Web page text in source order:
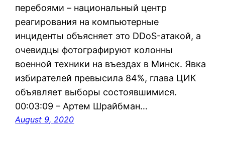
перебоями – национальный центр
реагирования на компьютерные
инциденты объясняет это DDoS-атакой, а
очевидцы фотографируют колонны
военной техники на въездах в Минск. Явка
избирателей превысила 84%, глава ЦИК
объявляет выборы состоявшимися.
00:03:09 – Артем Шрайбман…
August 9, 2020